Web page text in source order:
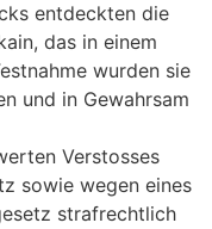
entdeckten die
das in einem
wurden sie
und in Gewahrsam
Verstosses
sowie wegen eines
strafrechtlich